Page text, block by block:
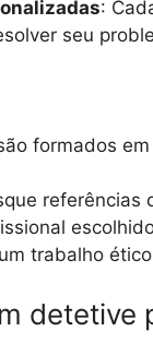
:
seu
formados
referências
trabalho
detetive